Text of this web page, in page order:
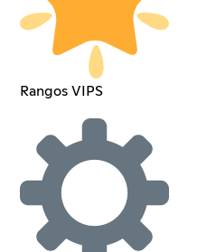
Rangos VIPS